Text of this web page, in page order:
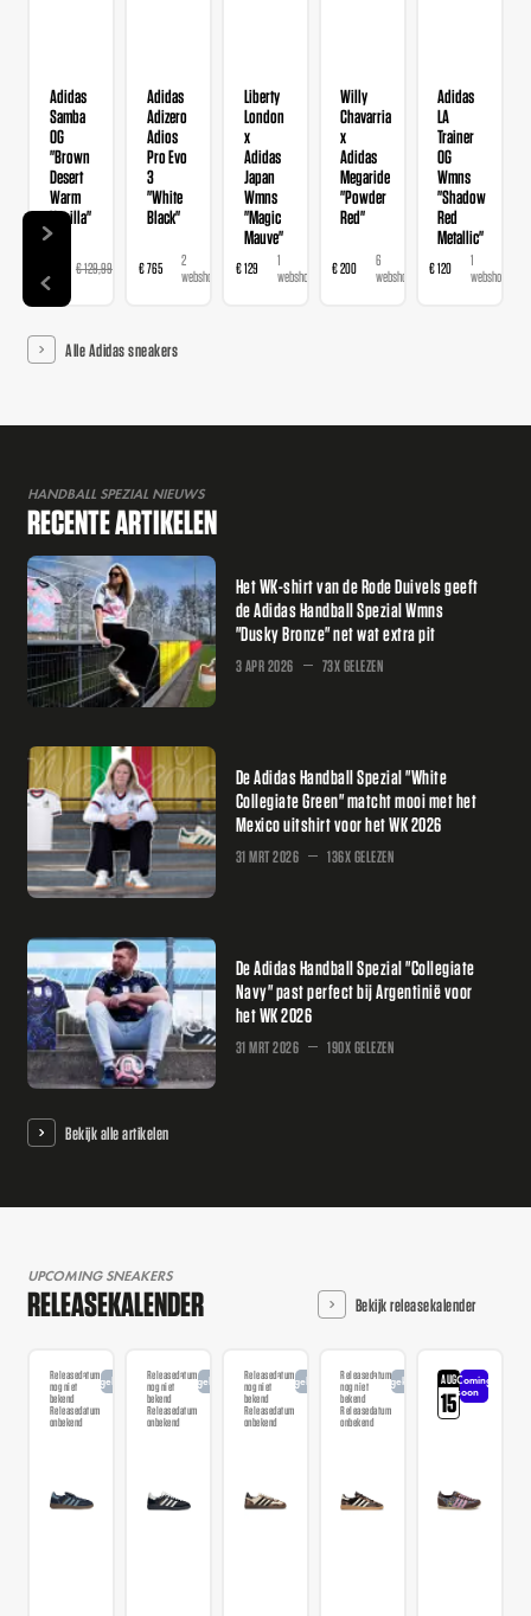
Adidas
Samba
OG
"Brown
Desert
Warm
Vanilla"
€ 129,99
webshops
Adidas
Adizero
Adios
Pro Evo
3
"White
Black"
€ 765
2
webshops
Liberty
London
x
Adidas
Japan
Wmns
"Magic
Mauve"
€ 129
1
webshop
Willy
Chavarria
x
Adidas
Megaride
"Powder
Red"
€ 200
6
webshops
Adidas
LA
Trainer
OG
Wmns
"Shadow
Red
Metallic"
€ 120
1
webshop
Alle Adidas sneakers
HANDBALL SPEZIAL NIEUWS
RECENTE ARTIKELEN
Het WK-shirt van de Rode Duivels geeft
de Adidas Handball Spezial Wmns
"Dusky Bronze" net wat extra pit
3 APR 2026 73X GELEZEN
De Adidas Handball Spezial "White
Collegiate Green" matcht mooi met het
Mexico uitshirt voor het WK 2026
31 MRT 2026 136X GELEZEN
De Adidas Handball Spezial "Collegiate
Navy" past perfect bij Argentinië voor
het WK 2026
31 MRT 2026 190X GELEZEN
Bekijk alle artikelen
UPCOMING SNEAKERS
RELEASEKALENDER Bekijk releasekalender
Releasedatum
nog niet
bekend
Releasedatum
onbekend
AangekondigdReleasedatum
nog niet
bekend
Releasedatum
onbekend
AangekondigdReleasedatum
nog niet
bekend
Releasedatum
onbekend
AangekondigdReleasedatum
nog niet
bekend
Releasedatum
onbekend
Aangekondigd AUG
15
Coming
soon